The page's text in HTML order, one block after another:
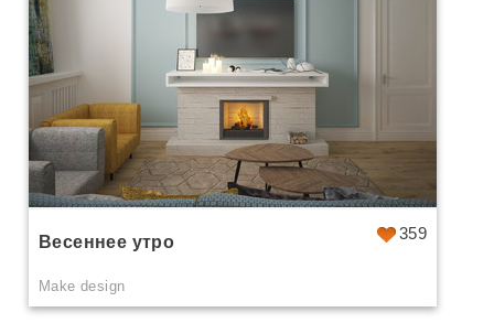
359
Весеннее утро
Make design